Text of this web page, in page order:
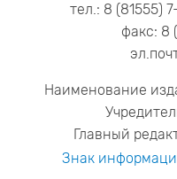
тел.: 8 (81555)
факс: 8
Наименование
Главный
Знак